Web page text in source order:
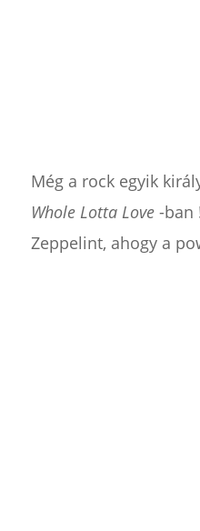
Még a rock egyik
Whole Lotta Love-ban
Zeppelint, ahogy a